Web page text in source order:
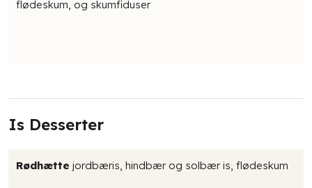
flødeskum, og skumfiduser
Is Desserter
Rødhætte​ jordbæris, hindbær og solbær is, flødeskum